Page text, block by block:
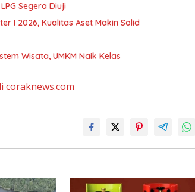
Segera Diuji
I 2026, Kualitas Aset Makin Solid
Wisata, UMKM Naik Kelas
coraknews.com